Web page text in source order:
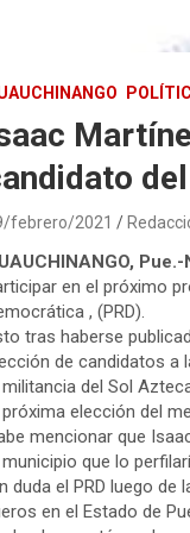
febrero/2021
en el próximo
, (PRD).
tras haberse
de candidatos a
militancia del Sol
próxima elección del
mencionar que
municipio que lo
duda el PRD luego
en el Estado de